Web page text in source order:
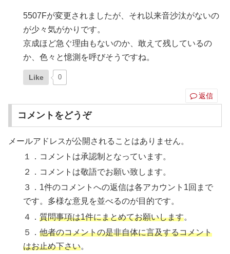
5507Fが変更されましたが、それ以来音沙汰がないの
が少々気がかりです。
京成ほど急ぐ理由もないのか、敢えて残しているの
か、色々と憶測を呼びそうですね。
Like 0
返信
コメントをどうぞ
メールアドレスが公開されることはありません。
１．コメントは承認制となっています。
２．コメントは敬語でお願い致します。
３．1件のコメントへの返信は各アカウント1回まで
です。多様な意見を並べるのが目的です。
４．質問事項は1件にまとめてお願いします。
５．他者のコメントの是非自体に言及するコメント
はお止め下さい。